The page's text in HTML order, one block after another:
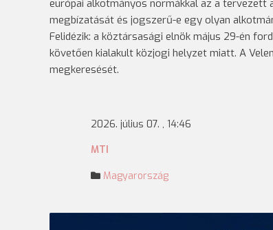
európai alkotmányos normákkal az a
megbízatását és jogszerű-e egy olyan
Felidézik: a köztársasági elnök május 29-én
követően kialakult közjogi helyzet miatt. A
megkeresését.
2026. július 07. , 14:46
MTI
Magyarország